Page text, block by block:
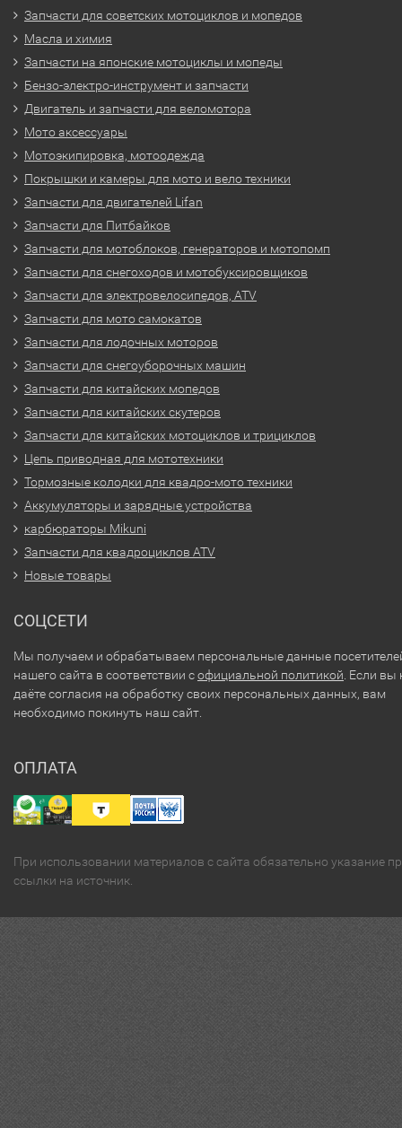
Запчасти для советских мотоциклов и мопедов
Масла и химия
Запчасти на японские мотоциклы и мопеды
Бензо-электро-инструмент и запчасти
Двигатель и запчасти для веломотора
Мото аксессуары
Мотоэкипировка, мотоодежда
Покрышки и камеры для мото и вело техники
Запчасти для двигателей Lifan
Запчасти для Питбайков
Запчасти для мотоблоков, генераторов и мотопомп
Запчасти для снегоходов и мотобуксировщиков
Запчасти для электровелосипедов, ATV
Запчасти для мото самокатов
Запчасти для лодочных моторов
Запчасти для снегоуборочных машин
Запчасти для китайских мопедов
Запчасти для китайских скутеров
Запчасти для китайских мотоциклов и трициклов
Цепь приводная для мототехники
Тормозные колодки для квадро-мото техники
Аккумуляторы и зарядные устройства
карбюраторы Mikuni
Запчасти для квадроциклов ATV
Новые товары
СОЦСЕТИ
Мы получаем и обрабатываем персональные данные
нашего сайта в соответствии софициальной политикой . Если вы
даёте согласия на обработку своих персональных данных, вам
необходимо покинуть наш сайт.
ОПЛАТА
При использовании материалов с сайта обязательно указание
ссылки на источник.